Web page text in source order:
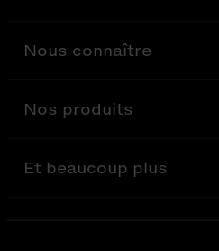
Nous connaître
Nos produits
Et beaucoup plus